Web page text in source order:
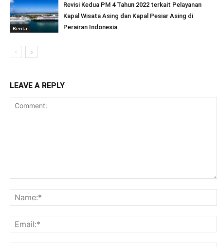
Berita
Revisi Kedua PM 4 Tahun 2022 terkait Pelayanan
Kapal Wisata Asing dan Kapal Pesiar Asing di
Perairan Indonesia.
LEAVE A REPLY